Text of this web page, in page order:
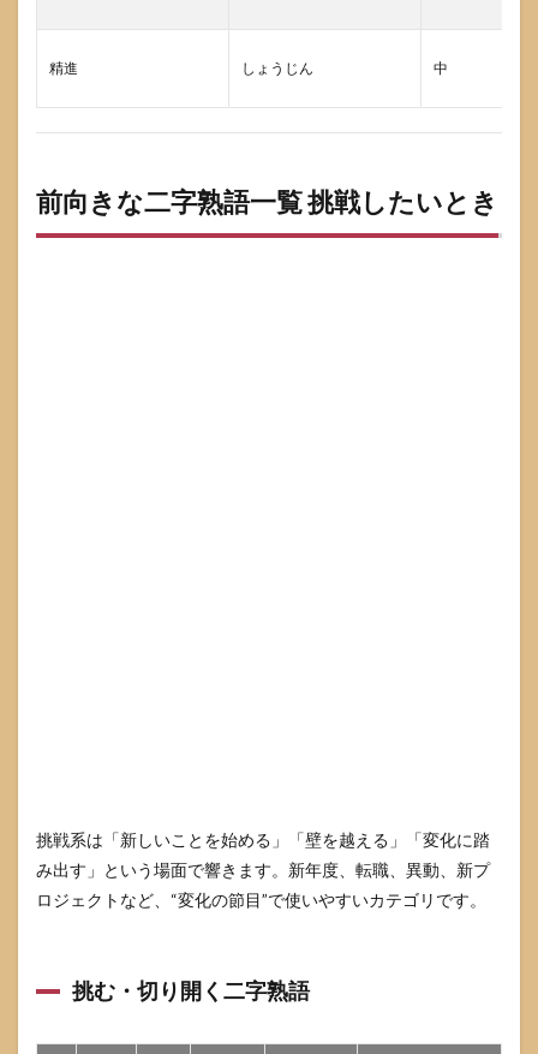
媒体
字熟
語
その
まま
使え
すい
テン
プレ
10〜
寄せ
精進 しょうじん 中
前向きな二字熟語一覧 挑戦したいとき
挑戦系は「新しいことを始める」「壁を越える」「変化に踏
み出す」という場面で響きます。新年度、転職、異動、新プ
ロジェクトなど、“変化の節目”で使いやすいカテゴリです。
挑む・切り開く二字熟語